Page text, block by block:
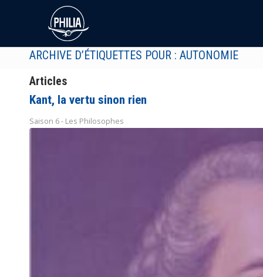
ARCHIVE D’ÉTIQUETTES POUR : AUTONOMIE
Articles
Kant, la vertu sinon rien
Saison 6 - Les Philosophes